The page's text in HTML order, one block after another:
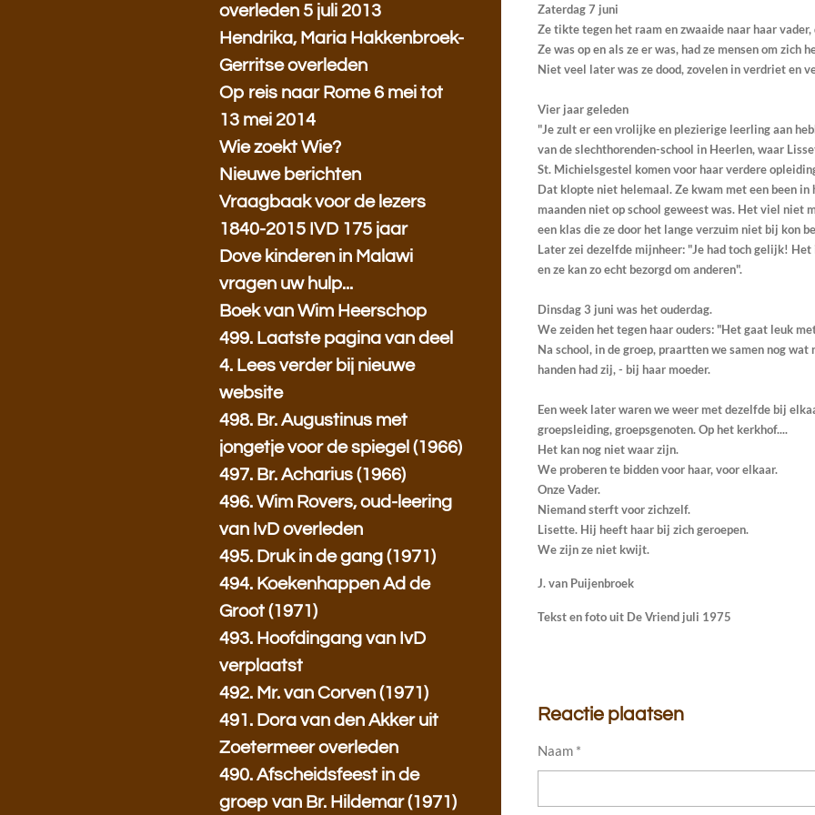
Zaterdag 7 juni
Ze tikte tegen het raam en zwaaide naar haar
Ze was op en als ze er was, had ze mensen om zich
Niet veel later was ze dood, zovelen in verdriet en
Vier jaar geleden
"Je zult er een vrolijke en plezierige leerling aan
van de slechthorenden-school in Heerlen, waar
St. Michielsgestel komen voor haar verdere
Dat klopte niet helemaal. Ze kwam met een been
maanden niet op school geweest was. Het viel niet
een klas die ze door het lange verzuim niet bij kon
Later zei dezelfde mijnheer: "Je had toch gelijk!
en ze kan zo echt bezorgd om anderen".
Dinsdag 3 juni was het ouderdag.
We zeiden het tegen haar ouders: "Het gaat leuk
Na school, in de groep, praartten we samen nog
handen had zij, - bij haar moeder.
Een week later waren we weer met dezelfde bij
groepsleiding, groepsgenoten. Op het kerkhof....
Het kan nog niet waar zijn.
We proberen te bidden voor haar, voor elkaar.
Onze Vader.
Niemand sterft voor zichzelf.
Lisette. Hij heeft haar bij zich geroepen.
We zijn ze niet kwijt.
J. van Puijenbroek
Tekst en foto uit De Vriend juli 1975
Reactie plaatsen
Naam *
overleden 5 juli 2013
Hendrika, Maria Hakkenbroek-
Gerritse overleden
Op reis naar Rome 6 mei tot
13 mei 2014
Wie zoekt Wie?
Nieuwe berichten
Vraagbaak voor de lezers
1840-2015 IVD 175 jaar
Dove kinderen in Malawi
vragen uw hulp...
Boek van Wim Heerschop
499. Laatste pagina van deel
4. Lees verder bij nieuwe
website
498. Br. Augustinus met
jongetje voor de spiegel (1966)
497. Br. Acharius (1966)
496. Wim Rovers, oud-leering
van IvD overleden
495. Druk in de gang (1971)
494. Koekenhappen Ad de
Groot (1971)
493. Hoofdingang van IvD
verplaatst
492. Mr. van Corven (1971)
491. Dora van den Akker uit
Zoetermeer overleden
490. Afscheidsfeest in de
groep van Br. Hildemar (1971)